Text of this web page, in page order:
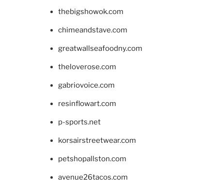
thebigshowok.com
chimeandstave.com
greatwallseafoodny.com
theloverose.com
gabriovoice.com
resinflowart.com
p-sports.net
korsairstreetwear.com
petshopallston.com
avenue26tacos.com